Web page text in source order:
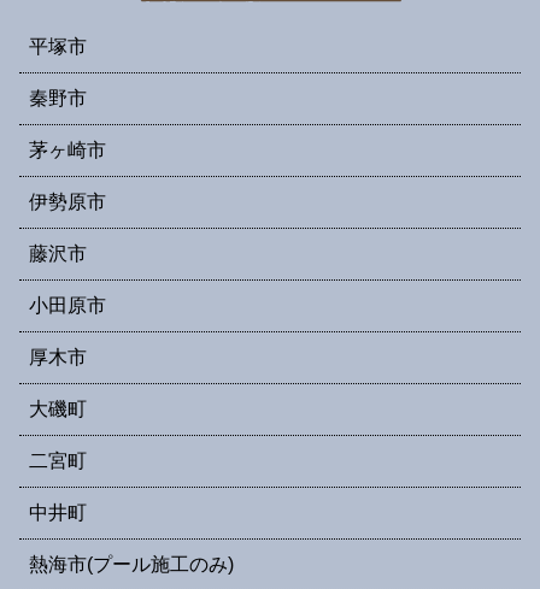
平塚市
秦野市
茅ヶ崎市
伊勢原市
藤沢市
小田原市
厚木市
大磯町
二宮町
中井町
熱海市(プール施工のみ)